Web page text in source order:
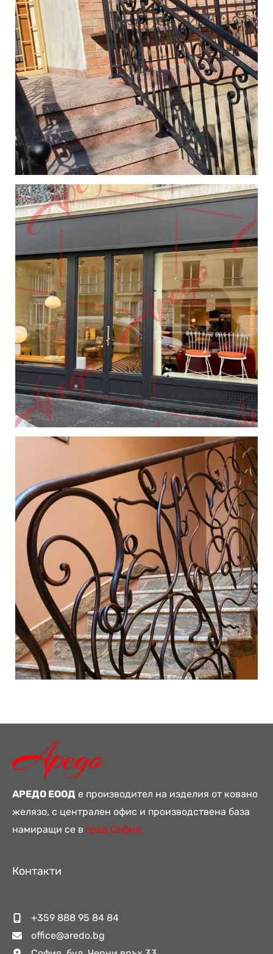
АРЕДО ЕООД е производител на изделия от ковано
желязо, с централен офис и производствена база
намиращи се в град София.
Контакти
+359 888 95 84 84
office@aredo.bg